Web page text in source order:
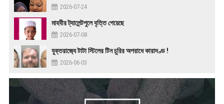
2026-07-24
মাহবীর ট্যালেন্টপুলে বৃত্তি পেয়েছে
2026-07-08
যুক্তরাজ‍্যে টাটা স্টিলের টিন চুরির অপরাধে কারাদণ্ড !
2026-06-03